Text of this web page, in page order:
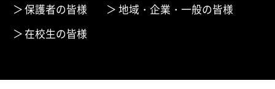
保護者の皆様
地域・企業・一般の皆様
在校生の皆様